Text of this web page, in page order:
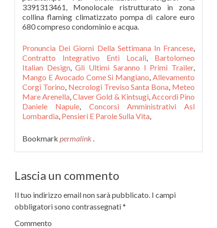
Pronuncia Dei Giorni Della Settimana In Francese,
Contratto Integrativo Enti Locali, Bartolomeo
Italian Design,Gli Ultimi Saranno I Primi Trailer,
Mango E Avocado Come Si Mangiano,Allevamento
Corgi Torino, Necrologi Treviso Santa Bona, Meteo
Mare Arenella,Claver Gold & Kintsugi,Accordi Pino
Daniele Napule, Concorsi Amministrativi Asl
Lombardia, Pensieri E Parole Sulla Vita,
Bookmark permalink .
Lascia un commento
Il tuo indirizzo email non sarà pubblicato. I campi
obbligatori sono contrassegnati*
Commento